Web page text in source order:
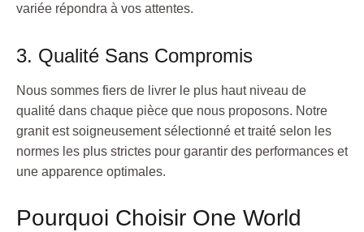
variée répondra à vos attentes.
3. Qualité Sans Compromis
Nous sommes fiers de livrer le plus haut niveau de
qualité dans chaque pièce que nous proposons. Notre
granit est soigneusement sélectionné et traité selon les
normes les plus strictes pour garantir des performances et
une apparence optimales.
Pourquoi Choisir One World